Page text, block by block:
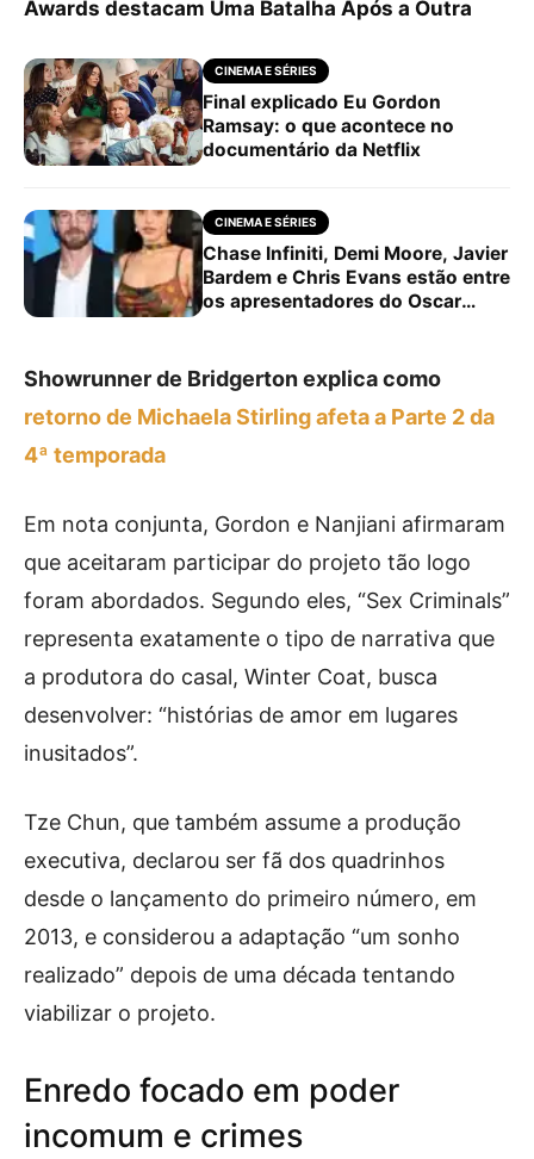
Awards destacam Uma Batalha Após a Outra
CINEMA E SÉRIES
Final explicado Eu Gordon
Ramsay: o que acontece no
documentário da Netflix
CINEMA E SÉRIES
Chase Infiniti, Demi Moore, Javier
Bardem e Chris Evans estão entre
os apresentadores do Oscar
Showrunner de Bridgerton explica como
retorno de Michaela Stirling afeta a Parte 2 da
4ª temporada
Em nota conjunta, Gordon e Nanjiani afirmaram
que aceitaram participar do projeto tão logo
foram abordados. Segundo eles, “Sex Criminals”
representa exatamente o tipo de narrativa que
a produtora do casal, Winter Coat, busca
desenvolver: “histórias de amor em lugares
inusitados”.
Tze Chun, que também assume a produção
executiva, declarou ser fã dos quadrinhos
desde o lançamento do primeiro número, em
2013, e considerou a adaptação “um sonho
realizado” depois de uma década tentando
viabilizar o projeto.
Enredo focado em poder
incomum e crimes